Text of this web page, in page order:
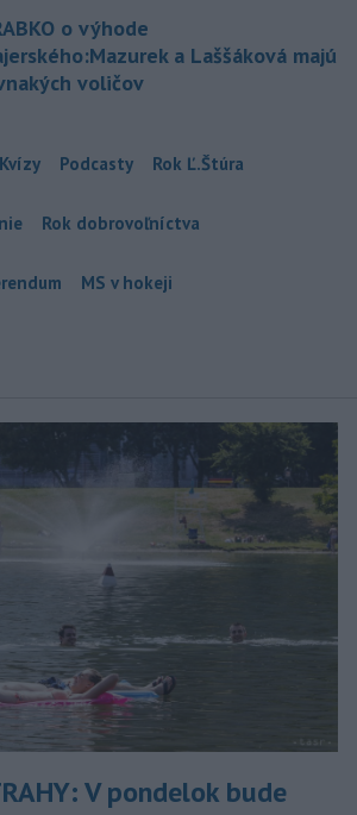
o výhode
a Laššáková majú
voličov
Kvízy Podcasty Rok Ľ.Štúra
Rok dobrovoľníctva
MS v hokeji
V pondelok bude